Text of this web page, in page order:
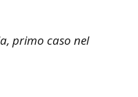
primo caso nel